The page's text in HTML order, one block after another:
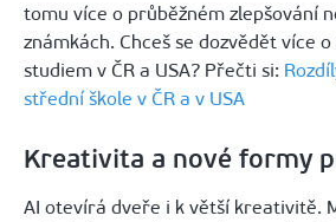
tomu více o průběžném zlepšování
známkách. Chceš se dozvědět více
studiem v ČR a USA? Přečti si: ​
střední škole v ČR a v USA
Kreativita a nové formy
AI otevírá dveře i k větší kreativitě.